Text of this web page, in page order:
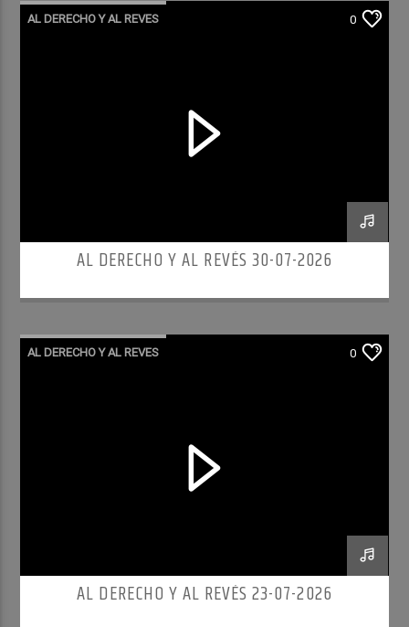
AL DERECHO Y AL REVES 0
AL DERECHO Y AL REVÉS 30-07-2026
AL DERECHO Y AL REVES 0
AL DERECHO Y AL REVÉS 23-07-2026